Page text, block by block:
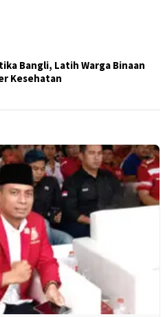
Bangli, Latih Warga Binaan
Kesehatan